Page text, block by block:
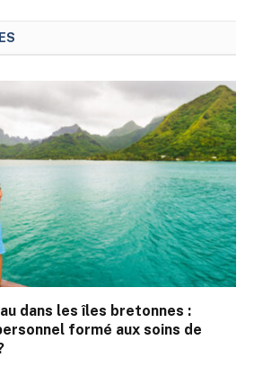
dans les îles bretonnes :
formé aux soins de